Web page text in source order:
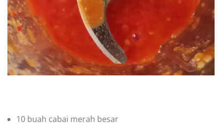
10 buah cabai merah besar